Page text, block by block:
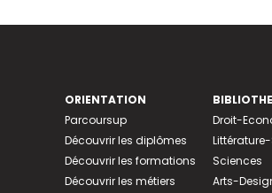
ORIENTATION
Parcoursup
Découvrir les diplômes
Découvrir les formations
Découvrir les métiers
Droit-
Sciences
Arts-